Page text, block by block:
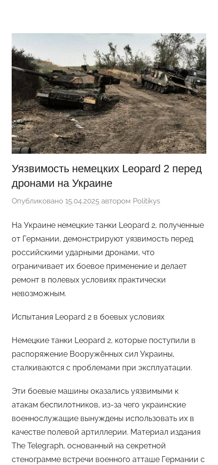
содержимому
на
WordPress
Уязвимость немецких Leopard 2 перед
дронами на Украине
Опубликовано 15.04.2025 автором Politikys
На Украине немецкие танки Leopard 2, полученные
от Германии, демонстрируют уязвимость перед
российскими ударными дронами, что
ограничивает их боевое применение и делает
ремонт в полевых условиях практически
невозможным.
Испытания Leopard 2 в боевых условиях
Немецкие танки Leopard 2, которые поступили в
распоряжение Вооружённых сил Украины,
сталкиваются с проблемами при эксплуатации.
Эти боевые машины оказались уязвимыми к
атакам беспилотников, из-за чего украинские
военнослужащие вынуждены использовать их в
качестве полевой артиллерии. Материал издания
The Telegraph, основанный на секретной
стенограмме встречи военного атташе Германии с